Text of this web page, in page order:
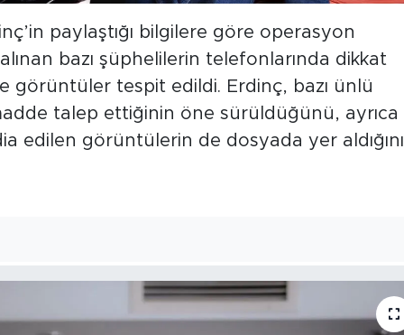
paylaştığı bilgilere göre operasyon
bazı şüphelilerin telefonlarında dikkat
görüntüler tespit edildi. Erdinç, bazı ünlü
talep ettiğinin öne sürüldüğünü, ayrıca
edilen görüntülerin de dosyada yer aldığını